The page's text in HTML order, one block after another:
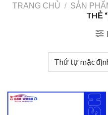
TRANG CHỦ / SẢN
THẺ